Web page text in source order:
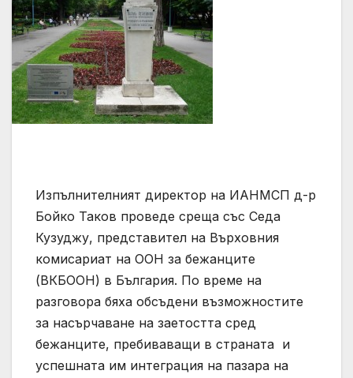
Изпълнителният директор на ИАНМСП д-р
Бойко Таков проведе среща със Седа
Кузуджу, представител на Върховния
комисариат на ООН за бежанците
(ВКБООН) в България. По време на
разговора бяха обсъдени възможностите
за насърчаване на заетостта сред
бежанците, пребиваващи в страната и
успешната им интеграция на пазара на